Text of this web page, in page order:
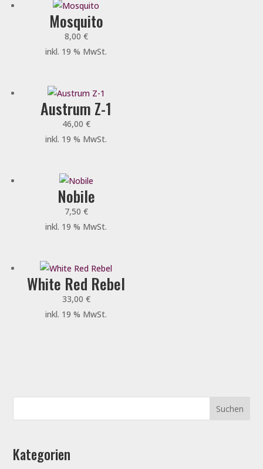
Mosquito
8,00 €
inkl. 19 % MwSt.
Austrum Z-1
46,00 €
inkl. 19 % MwSt.
Nobile
7,50 €
inkl. 19 % MwSt.
White Red Rebel
33,00 €
inkl. 19 % MwSt.
Kategorien